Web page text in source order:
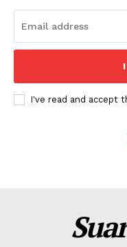
I've read and accept